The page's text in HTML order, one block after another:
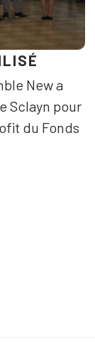
New a
Sclayn pour
du Fonds